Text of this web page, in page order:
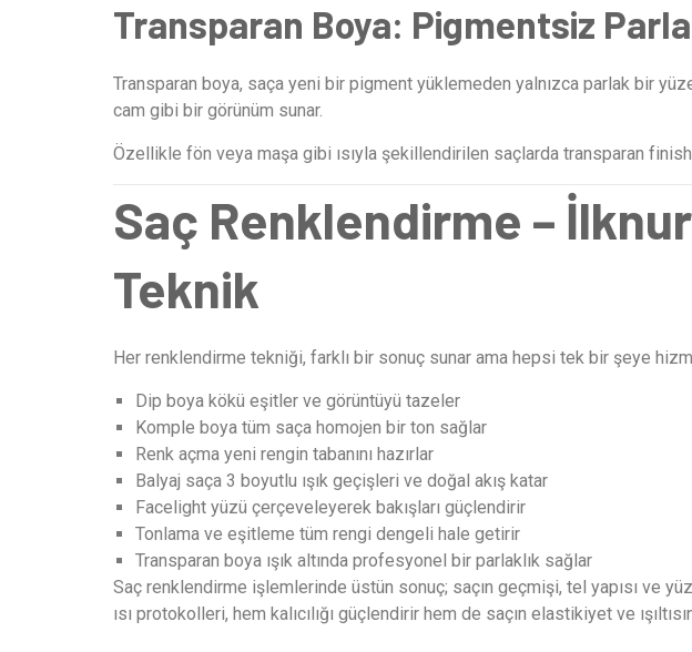
Transparan Boya: Pigmentsiz
Transparan boya, saça yeni bir pigment yüklemeden yalnızca parlak bir
cam gibi bir görünüm sunar.
Özellikle fön veya maşa gibi ısıyla şekillendirilen saçlarda transparan
Saç Renklendirme –
Teknik
Her renklendirme tekniği, farklı bir sonuç sunar ama hepsi tek bir şeye
Dip boya kökü eşitler ve görüntüyü tazeler
Komple boya tüm saça homojen bir ton sağlar
Renk açma yeni rengin tabanını hazırlar
Balyaj saça 3 boyutlu ışık geçişleri ve doğal akış katar
Facelight yüzü çerçeveleyerek bakışları güçlendirir
Tonlama ve eşitleme tüm rengi dengeli hale getirir
Transparan boya ışık altında profesyonel bir parlaklık sağlar
Saç renklendirme işlemlerinde üstün sonuç; saçın geçmişi, tel yapısı ve
ısı protokolleri, hem kalıcılığı güçlendirir hem de saçın elastikiyet ve